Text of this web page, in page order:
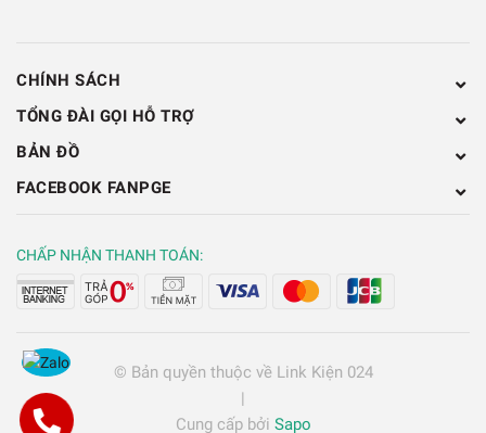
Van Nước Một Chiều Chống Mất Nước Cho Máy
Bơm
CHÍNH SÁCH
TỔNG ĐÀI GỌI HỖ TRỢ
BẢN ĐỒ
FACEBOOK FANPGE
CHẤP NHẬN THANH TOÁN:
© Bản quyền thuộc về Link Kiện 024
|
Cung cấp bởi Sapo